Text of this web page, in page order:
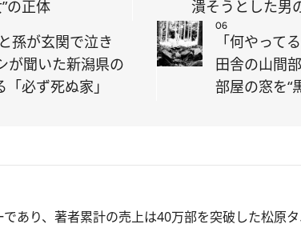
の正体
潰そうとした男
孫が玄関で泣き
聞いた新潟県の
必ず死ぬ家」
06
「何やって
田舎の山間
部屋の窓を“
あり、著者累計の売上は40万部を突破した松原